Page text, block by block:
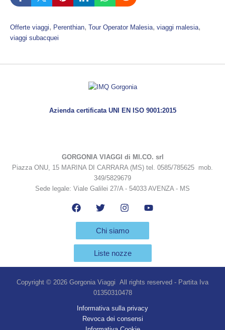
Offerte viaggi, Perenthian, Tour Operator Malesia, viaggi malesia
viaggi subacquei
Azienda certificata UNI EN ISO 9001:2015
GORGONIA VIAGGI di MI.CO. srl
Piazza ONU, 15 MARINA DI CARRARA (MS) tel. 0585/785625 mob.
349/5829679
Sede legale: Viale Galilei 27/A - 54033 AVENZA - MS
Chi siamo
Liste nozze
Copyright © 2026 Gorgonia Viaggi All rights reserved - Partita Iva
01350310478
Informativa sulla privacy
Revoca dei consensi